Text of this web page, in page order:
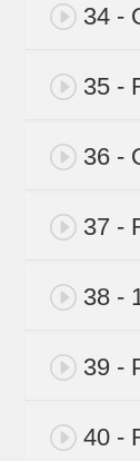
34 -
35 -
36 -
37 -
38 -
39 -
40 -